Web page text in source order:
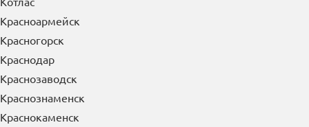
Котлас
Красноармейск
Красногорск
Краснодар
Краснозаводск
Краснознаменск
Краснокаменск